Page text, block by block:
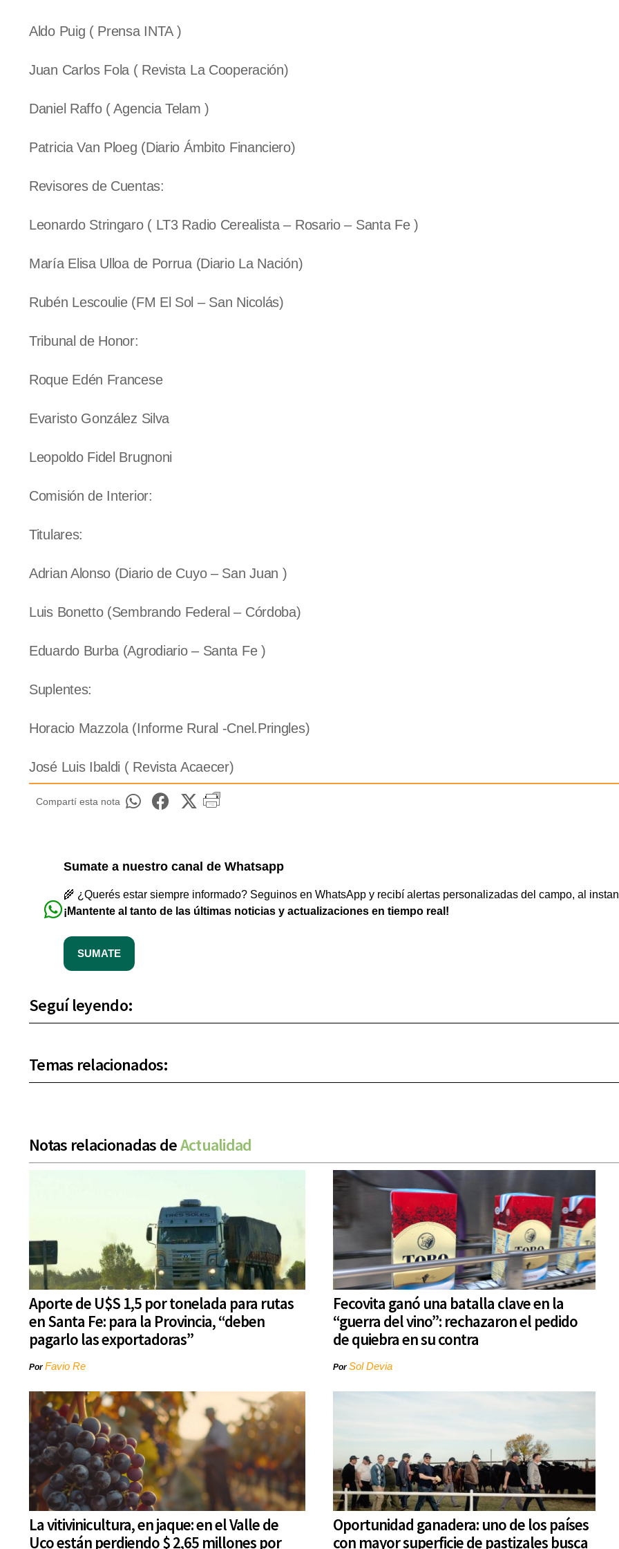
Aldo Puig ( Prensa INTA )
Juan Carlos Fola ( Revista La Cooperación)
Daniel Raffo ( Agencia Telam )
Patricia Van Ploeg (Diario Ámbito Financiero)
Revisores de Cuentas:
Leonardo Stringaro ( LT3 Radio Cerealista – Rosario – Santa Fe )
María Elisa Ulloa de Porrua (Diario La Nación)
Rubén Lescoulie (FM El Sol – San Nicolás)
Tribunal de Honor:
Roque Edén Francese
Evaristo González Silva
Leopoldo Fidel Brugnoni
Comisión de Interior:
Titulares:
Adrian Alonso (Diario de Cuyo – San Juan )
Luis Bonetto (Sembrando Federal – Córdoba)
Eduardo Burba (Agrodiario – Santa Fe )
Suplentes:
Horacio Mazzola (Informe Rural -Cnel.Pringles)
José Luis Ibaldi ( Revista Acaecer)
Compartí esta nota
Sumate a nuestro canal de Whatsapp
🌾 ¿Querés estar siempre informado? Seguinos en WhatsApp y recibí alertas personalizadas del campo, al
¡Mantente al tanto de las últimas noticias y actualizaciones en tiempo real!
SUMATE
Seguí leyendo:
Temas relacionados:
Notas relacionadas deActualidad
Aporte de U$S 1,5 por tonelada para rutas
en Santa Fe: para la Provincia, “deben
pagarlo las exportadoras”
PorFavio Re
Fecovita ganó una batalla clave en la
“guerra del vino”: rechazaron el pedido
de quiebra en su contra
PorSol Devia
La vitivinicultura, en jaque: en el Valle de
Uco están perdiendo $ 2,65 millones por
Oportunidad ganadera: uno de los países
con mayor superficie de pastizales busca